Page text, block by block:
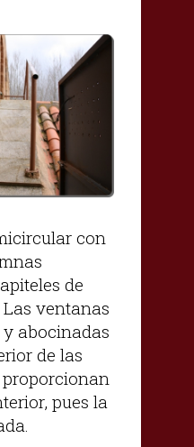
con
de
ventanas
abocinadas
de las
pues la